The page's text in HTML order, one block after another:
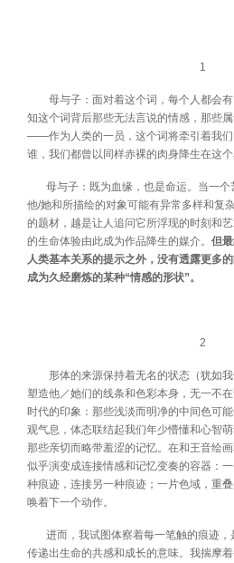
1
母与子：面对着这个词，每个人都会有
知这个词背后那些无法言说的情感，那些
——作为人类的一员，这个词将牵引着我们
谁，我们都曾以同样赤裸的肉身降生在这个
母与子：既为血缘，也是命运。当一个
他/她和所描绘的对象可能有异常多样和复
的题材，越是让人追问它所浮现的时刻和
的生命体验由此成为作品降生的媒介。 但
人类基本关系的提示之外，没有透露更多
成为久经磨炼的某种“情感的形状”。
2
形体的来源保持着无名的状态（犹如我
塑造他／她们的线条和色彩本身，无一不
时代的印象：那些浅淡而明净的中间色可
观气息，体态联结起我们年少懵懂和心智
那些亲切而略带羞涩的记忆。在和王音绘
似乎演变成连接情感和记忆变奏的容器：
种痕迹，连接另一种痕迹；一片色域，重
唤着下一个动作。
进而，我试图体察着每一笔触的痕迹，
传递出生命的共感和成长的意味。我揣摩